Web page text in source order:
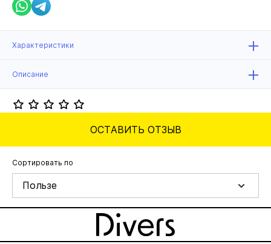
Характеристики
Описание
ОСТАВИТЬ ОТЗЫВ
Сортировать по
Пользе